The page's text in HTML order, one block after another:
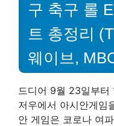
구 축구 롤
트 총정리
웨이브,
드디어 9월 23일부터
저우에서 아시안게임
안 게임은 코로나 여